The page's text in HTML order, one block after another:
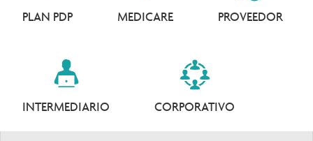
PLAN PDP MEDICARE PROVEEDOR
INTERMEDIARIO CORPORATIVO